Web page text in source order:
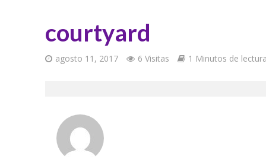
courtyard
agosto 11, 2017 6 Visitas 1 Minutos de